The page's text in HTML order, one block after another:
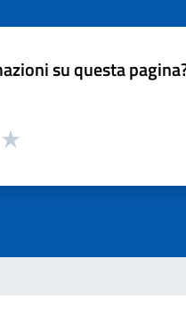
su questa